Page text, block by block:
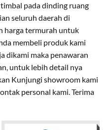
pada dinding ruang
seluruh daerah di
harga termurah untuk
membeli produk kami
dikami maka penawaran
untuk lebih detail nya
Kunjungi showroom kami
personal kami. Terima